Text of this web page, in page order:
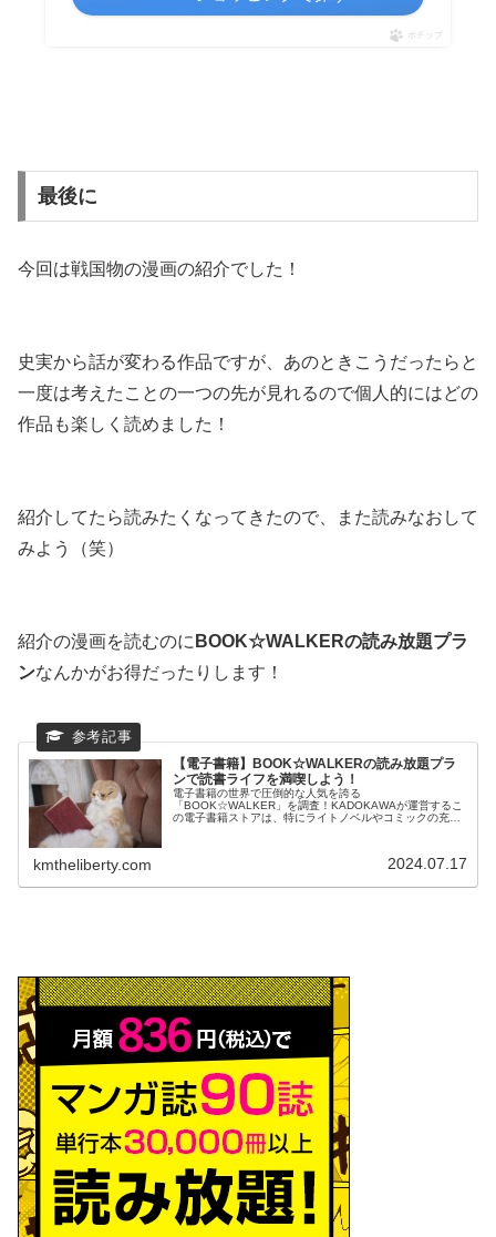
ポチップ
最後に
今回は戦国物の漫画の紹介でした！
史実から話が変わる作品ですが、あのときこうだったらと
一度は考えたことの一つの先が見れるので個人的にはどの
作品も楽しく読めました！
紹介してたら読みたくなってきたので、また読みなおして
みよう（笑）
紹介の漫画を読むのに BOOK☆WALKERの読み放題プラ
ンなんかがお得だったりします！
【電子書籍】BOOK☆WALKERの読み放題プラ
ンで読書ライフを満喫しよう！
電子書籍の世界で圧倒的な人気を誇る
「BOOK☆WALKER」を調査！KADOKAWAが運営するこ
の電子書籍ストアは、特にライトノベルやコミックの充実
kmtheliberty.com 2024.07.17